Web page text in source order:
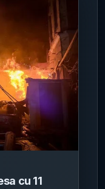
cu 11